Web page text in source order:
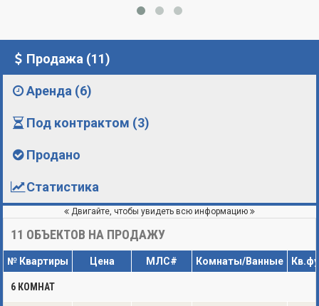
Продажа (11)
Аренда (6)
Под контрактом (3)
Продано
Статистика
Двигайте, чтобы увидеть всю информацию
11 ОБЪЕКТОВ НА ПРОДАЖУ
№ Квартиры Цена МЛС# Комнаты/Ванные
6 КОМНАТ